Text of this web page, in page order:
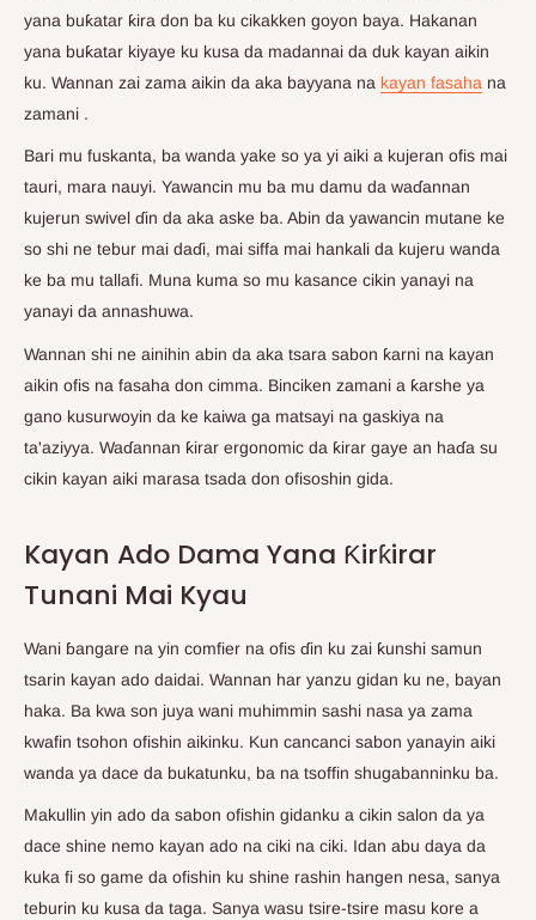
yana buƙatar ƙira don ba ku cikakken goyon baya. Hakanan
yana buƙatar kiyaye ku kusa da madannai da duk kayan aikin
ku. Wannan zai zama aikin da aka bayyana na kayan fasaha na
zamani .
Bari mu fuskanta, ba wanda yake so ya yi aiki a kujeran ofis mai
tauri, mara nauyi. Yawancin mu ba mu damu da waɗannan
kujerun swivel ɗin da aka aske ba. Abin da yawancin mutane ke
so shi ne tebur mai daɗi, mai siffa mai hankali da kujeru wanda
ke ba mu tallafi. Muna kuma so mu kasance cikin yanayi na
yanayi da annashuwa.
Wannan shi ne ainihin abin da aka tsara sabon ƙarni na kayan
aikin ofis na fasaha don cimma. Binciken zamani a ƙarshe ya
gano kusurwoyin da ke kaiwa ga matsayi na gaskiya na
ta'aziyya. Waɗannan ƙirar ergonomic da ƙirar gaye an haɗa su
cikin kayan aiki marasa tsada don ofisoshin gida.
Kayan Ado Dama Yana Ƙirƙirar
Tunani Mai Kyau
Wani ɓangare na yin comfier na ofis ɗin ku zai ƙunshi samun
tsarin kayan ado daidai. Wannan har yanzu gidan ku ne, bayan
haka. Ba kwa son juya wani muhimmin sashi nasa ya zama
kwafin tsohon ofishin aikinku. Kun cancanci sabon yanayin aiki
wanda ya dace da bukatunku, ba na tsoffin shugabanninku ba.
Makullin yin ado da sabon ofishin gidanku a cikin salon da ya
dace shine nemo kayan ado na ciki na ciki. Idan abu daya da
kuka fi so game da ofishin ku shine rashin hangen nesa, sanya
teburin ku kusa da taga. Sanya wasu tsire-tsire masu kore a